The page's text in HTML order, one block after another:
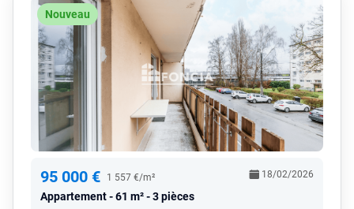
Nouveau
95 000 € 1 557 €/m²
Appartement 61 m² - 3 pièces
18/02/2026